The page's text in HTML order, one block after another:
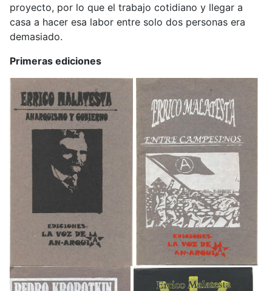
proyecto, por lo que el trabajo cotidiano y llegar a
casa a hacer esa labor entre solo dos personas era
demasiado.
Primeras ediciones